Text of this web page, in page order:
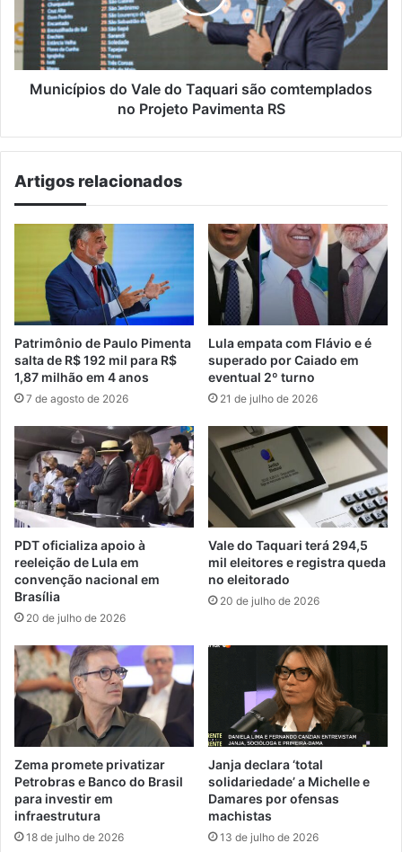
comtemplados
no
Projeto
Pavimenta
Municípios do Vale do Taquari são comtemplados
no Projeto Pavimenta RS
Artigos relacionados
Patrimônio de Paulo Pimenta
salta de R$ 192 mil para R$
1,87 milhão em 4 anos
7 de agosto de 2026
Lula empata com Flávio e é
superado por Caiado em
eventual 2º turno
21 de julho de 2026
PDT oficializa apoio à
reeleição de Lula em
convenção nacional em
Brasília
20 de julho de 2026
Vale do Taquari terá 294,5
mil eleitores e registra queda
no eleitorado
20 de julho de 2026
Zema promete privatizar
Petrobras e Banco do Brasil
para investir em
infraestrutura
18 de julho de 2026
Janja declara ‘total
solidariedade’ a Michelle e
Damares por ofensas
machistas
13 de julho de 2026